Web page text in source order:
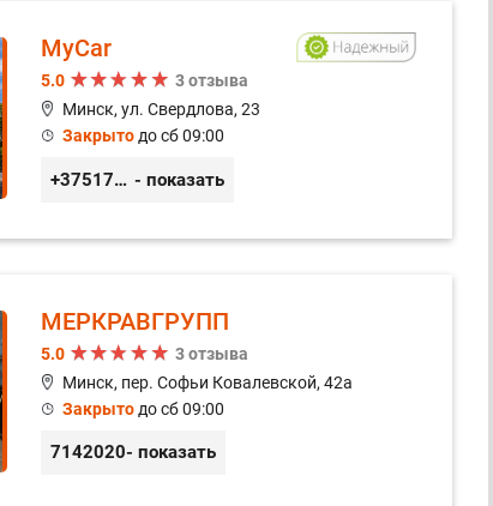
MyCar
5.0
3 отзыва
Минск, ул. Свердлова, 23
Закрытодо сб 09:00
+375173212443 - показать
МЕРКРАВГРУПП
5.0
3 отзыва
Минск, пер. Софьи Ковалевской, 42а
Закрытодо сб 09:00
7142020- показать